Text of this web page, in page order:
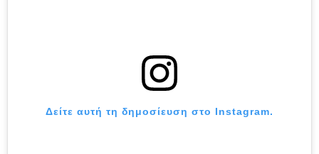
Δείτε αυτή τη δημοσίευση στο Instagram.